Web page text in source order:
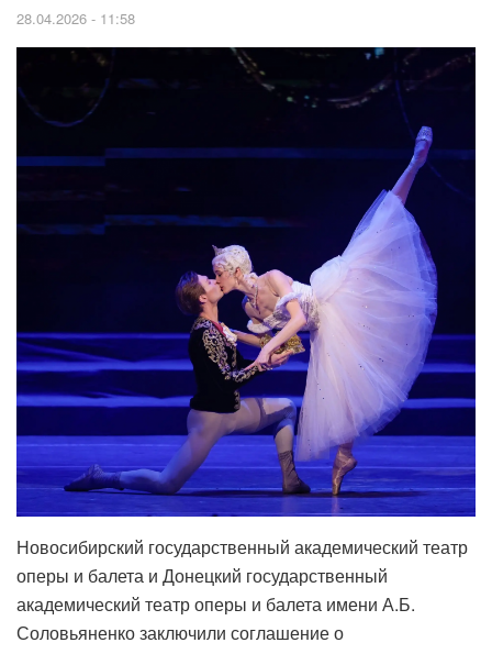
28.04.2026 - 11:58
Новосибирский государственный академический театр
оперы и балета и Донецкий государственный
академический театр оперы и балета имени А.Б.
Соловьяненко заключили соглашение о